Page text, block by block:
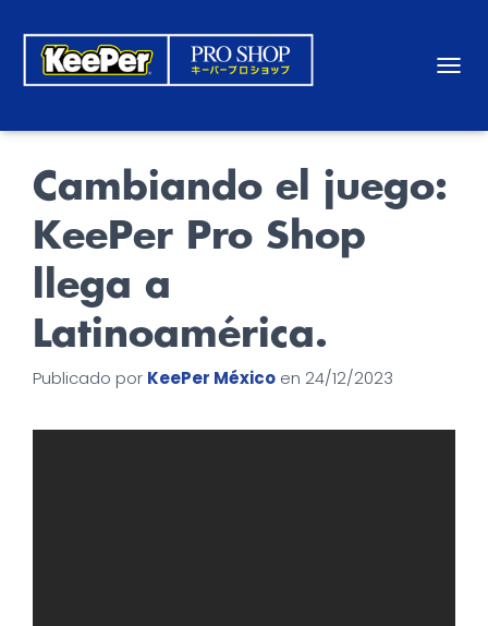
Cambiando el juego:
KeePer Pro Shop
llega a
Latinoamérica.
Publicado por KeePer México en 24/12/2023